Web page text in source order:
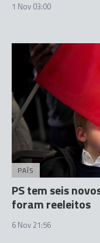
1 Nov 03:00
PAÍS
PS tem seis
foram reeleitos
6 Nov 21:56